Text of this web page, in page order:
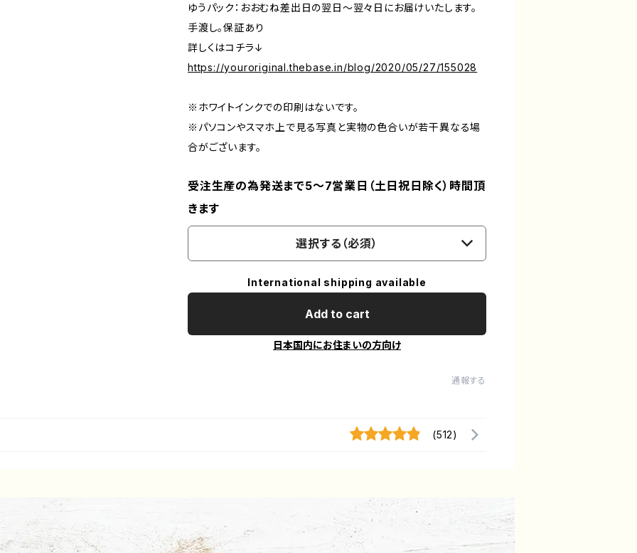
ゆうパック：おおむね差出日の翌日〜翌々日にお届けいたします。
手渡し。保証あり
詳しくはコチラ↓
https://youroriginal.thebase.in/blog/2020/05/27/155028
※ホワイトインクでの印刷はないです。
※パソコンやスマホ上で見る写真と実物の色合いが若干異なる場
合がございます。
受注生産の為発送まで5～7営業日（土日祝日除く）時間頂
きます
選択する（必須）
International shipping available
Add to cart
日本国内にお住まいの方向け
通報する
(512)